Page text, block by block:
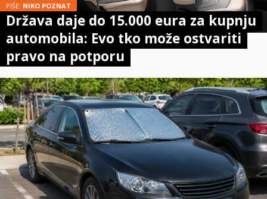
PIŠE: NIKO POZNAT
Država daje do 15.000 eura za kupnju
automobila: Evo tko može ostvariti
pravo na potporu